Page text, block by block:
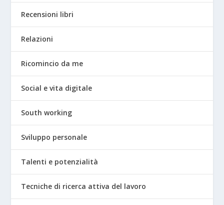
Recensioni libri
Relazioni
Ricomincio da me
Social e vita digitale
South working
Sviluppo personale
Talenti e potenzialità
Tecniche di ricerca attiva del lavoro